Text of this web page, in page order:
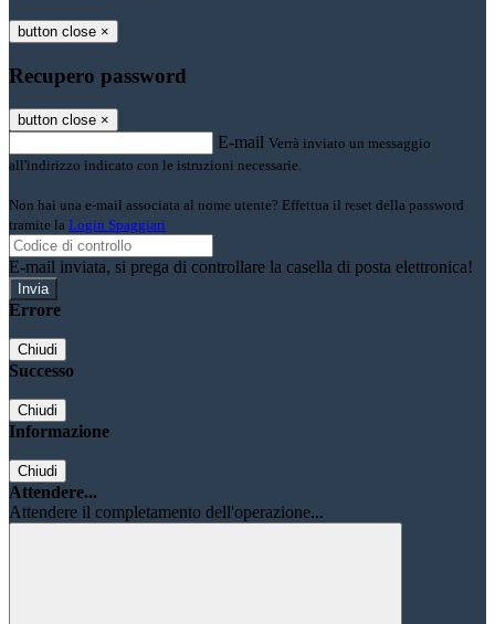
button close ×
Recupero password
button close ×
E-mail Verrà inviato un messaggio
all'indirizzo indicato con le istruzioni necessarie.
Non hai una e-mail associata al nome utente? Effettua il reset della password
tramite la Login Spaggiari
E-mail inviata, si prega di controllare la casella di posta elettronica!
Errore
Chiudi
Successo
Chiudi
Informazione
Chiudi
Attendere...
Attendere il completamento dell'operazione...